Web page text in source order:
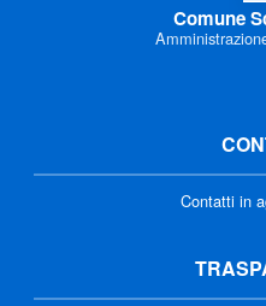
Comune
Contatti in